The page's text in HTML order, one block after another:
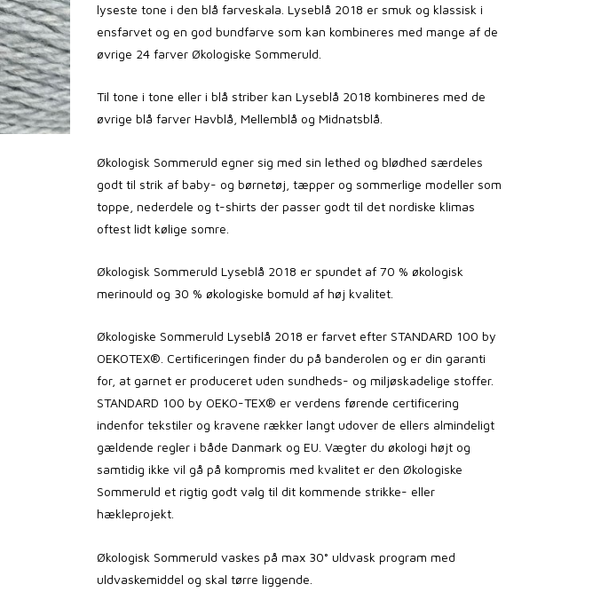
lyseste tone i den blå farveskala. Lyseblå 2018 er smuk og klassisk i
ensfarvet og en god bundfarve som kan kombineres med mange af de
øvrige 24 farver Økologiske Sommeruld.
Til tone i tone eller i blå striber kan Lyseblå 2018 kombineres med de
øvrige blå farver Havblå, Mellemblå og Midnatsblå.
Økologisk Sommeruld egner sig med sin lethed og blødhed særdeles
godt til strik af baby- og børnetøj, tæpper og sommerlige modeller som
toppe, nederdele og t-shirts der passer godt til det nordiske klimas
oftest lidt kølige somre.
Økologisk Sommeruld Lyseblå 2018 er spundet af 70 % økologisk
merinould og 30 % økologiske bomuld af høj kvalitet.
Økologiske Sommeruld Lyseblå 2018 er farvet efter STANDARD 100 by
OEKOTEX®. Certificeringen finder du på banderolen og er din garanti
for, at garnet er produceret uden sundheds- og miljøskadelige stoffer.
STANDARD 100 by OEKO-TEX® er verdens førende certificering
indenfor tekstiler og kravene rækker langt udover de ellers almindeligt
gældende regler i både Danmark og EU. Vægter du økologi højt og
samtidig ikke vil gå på kompromis med kvalitet er den Økologiske
Sommeruld et rigtig godt valg til dit kommende strikke- eller
hækleprojekt.
Økologisk Sommeruld vaskes på max 30° uldvask program med
uldvaskemiddel og skal tørre liggende.